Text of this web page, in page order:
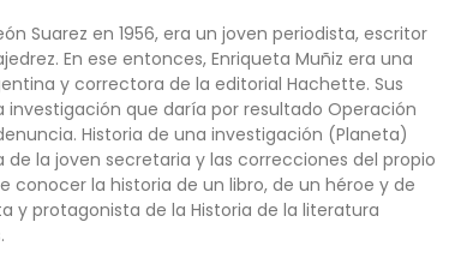
Suarez en 1956, era un joven periodista, escritor
En ese entonces, Enriqueta Muñiz era una
y correctora de la editorial Hachette. Sus
que daría por resultado Operación
Historia de una investigación (Planeta)
la joven secretaria y las correcciones del propio
la historia de un libro, de un héroe y de
y protagonista de la Historia de la literatura